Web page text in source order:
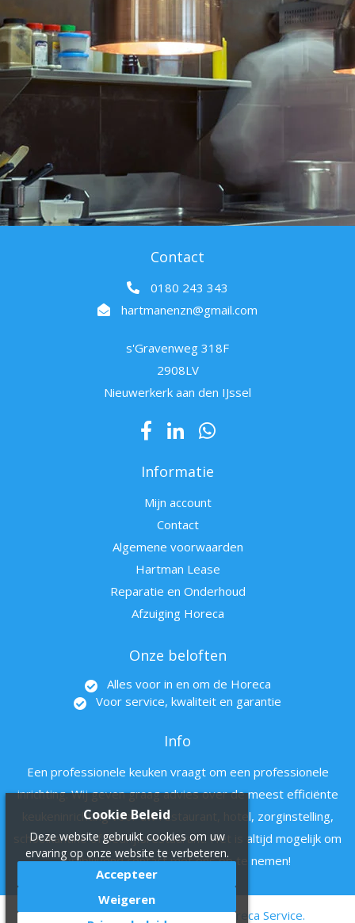
Contact
0180 243 343
hartmanenzn@gmail.com
s'Gravenweg 318F
2908LV
Nieuwerkerk aan den IJssel
Informatie
Mijn account
Contact
Algemene voorwaarden
Hartman Lease
Reparatie en Onderhoud
Afzuiging Horeca
Onze beloften
Alles voor in en om de Horeca
Voor service, kwaliteit en garantie
Info
Een professionele keuken vraagt om een professionele
inrichting. Wij geven graag advies over de meest efficiënte
keukeninrichting voor uw restaurant, hotel, zorginstelling,
schoolkantine of bedrijfsrestaurant. Het is altijd mogelijk om
vrijblijvend contact met ons op te nemen!
© 2011 - 2022 Hartman en zn Horeca Service.
Cookie Beleid
Deze website gebruikt cookies om uw
ervaring op onze website te verbeteren.
Accepteer
Weigeren